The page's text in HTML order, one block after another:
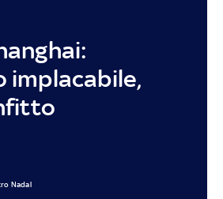
implacabile,
Nadal